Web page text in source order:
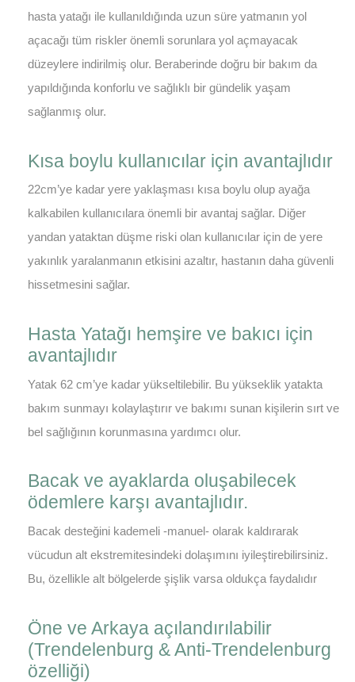
hasta yatağı ile kullanıldığında uzun süre yatmanın yol
açacağı tüm riskler önemli sorunlara yol açmayacak
düzeylere indirilmiş olur. Beraberinde doğru bir bakım da
yapıldığında konforlu ve sağlıklı bir gündelik yaşam
sağlanmış olur.
Kısa boylu kullanıcılar için avantajlıdır
22cm’ye kadar yere yaklaşması kısa boylu olup ayağa
kalkabilen kullanıcılara önemli bir avantaj sağlar. Diğer
yandan yataktan düşme riski olan kullanıcılar için de yere
yakınlık yaralanmanın etkisini azaltır, hastanın daha güvenli
hissetmesini sağlar.
Hasta Yatağı hemşire ve bakıcı için
avantajlıdır
Yatak 62 cm’ye kadar yükseltilebilir. Bu yükseklik yatakta
bakım sunmayı kolaylaştırır ve bakımı sunan kişilerin sırt ve
bel sağlığının korunmasına yardımcı olur.
Bacak ve ayaklarda oluşabilecek
ödemlere karşı avantajlıdır.
Bacak desteğini kademeli -manuel- olarak kaldırarak
vücudun alt ekstremitesindeki dolaşımını iyileştirebilirsiniz.
Bu, özellikle alt bölgelerde şişlik varsa oldukça faydalıdır
Öne ve Arkaya açılandırılabilir
(Trendelenburg & Anti-Trendelenburg
özelliği)